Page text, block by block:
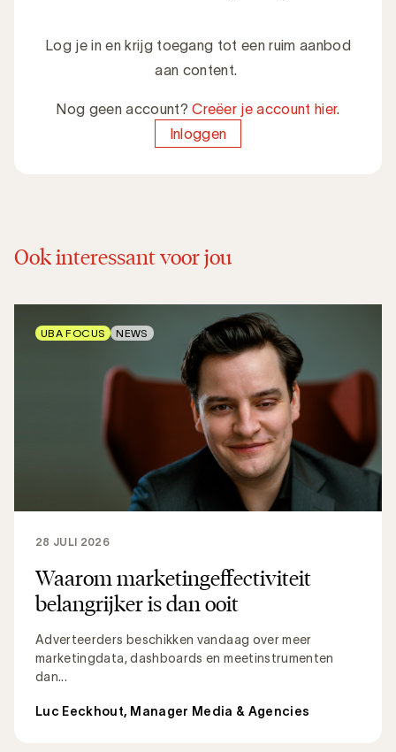
Log je in en krijg toegang tot een ruim aanbod
aan content.
Nog geen account?Creëer je account hier.
Inloggen
Ook interessant voor jou
Waarom marketingeffectiviteit
belangrijker is dan ooit
Adverteerders beschikken vandaag over meer
marketingdata, dashboards en meetinstrumenten
dan...
28 JULI 2026
Luc Eeckhout, Manager Media & Agencies
UBA FOCUS NEWS